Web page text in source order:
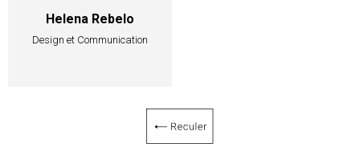
Helena Rebelo
Design et Communication